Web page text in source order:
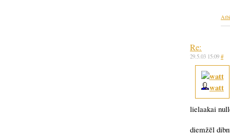
Re:
29.5.03 15:09 #
watt
lielaakai
diemžēl